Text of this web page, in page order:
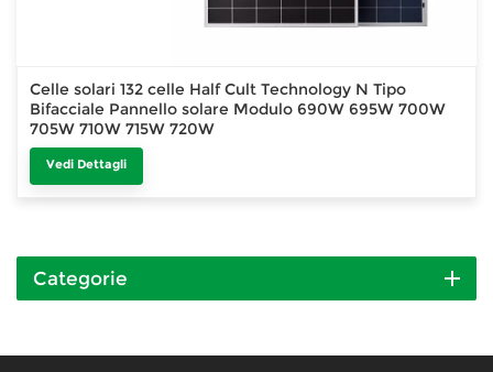
Celle solari 132 celle Half Cult Technology N Tipo
Bifacciale Pannello solare Modulo 690W 695W 700W
705W 710W 715W 720W
Vedi Dettagli
Categorie